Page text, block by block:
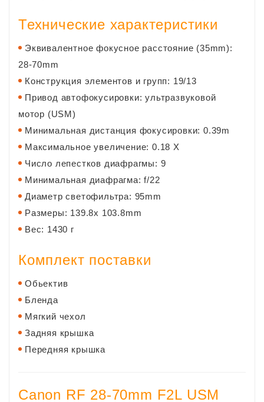
Технические характеристики
Эквивалентное фокусное расстояние (35mm):
28-70mm
Конструкция элементов и групп: 19/13
Привод автофокусировки: ультразвуковой
мотор (USM)
Минимальная дистанция фокусировки: 0.39m
Максимальное увеличение: 0.18 X
Число лепестков диафрагмы: 9
Минимальная диафрагма: f/22
Диаметр светофильтра: 95mm
Размеры: 139.8x 103.8mm
Вес: 1430 г
Комплект поставки
Обьектив
Бленда
Мягкий чехол
Задняя крышка
Передняя крышка
Canon RF 28-70mm F2L USM